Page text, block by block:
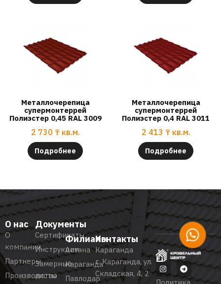
Металлочерепица
супермонтеррей
Полиэстер 0,45 RAL 3009
2 730 ₸ кв.м.
Подробнее
Металлочерепица
супермонтеррей
Полиэстер 0,4 RAL 3011
2 413 ₸ кв.м.
Подробнее
О нас
О
компании
Партнеры
Производство
Документы
Сертификаты
Инструкции
Замерные
листы
Филиалы
Астана
Караганда
Павлодар
Контакты
Караганда
г. Караганда, ул.
Складская, 4, 2